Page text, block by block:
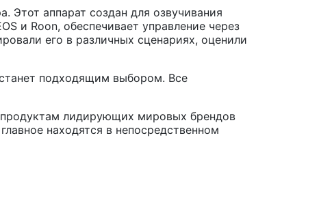
Этот аппарат создан для озвучивания
и Roon, обеспечивает управление через
его в различных сценариях, оценили
подходящим выбором. Все
лидирующих мировых брендов
находятся в непосредственном